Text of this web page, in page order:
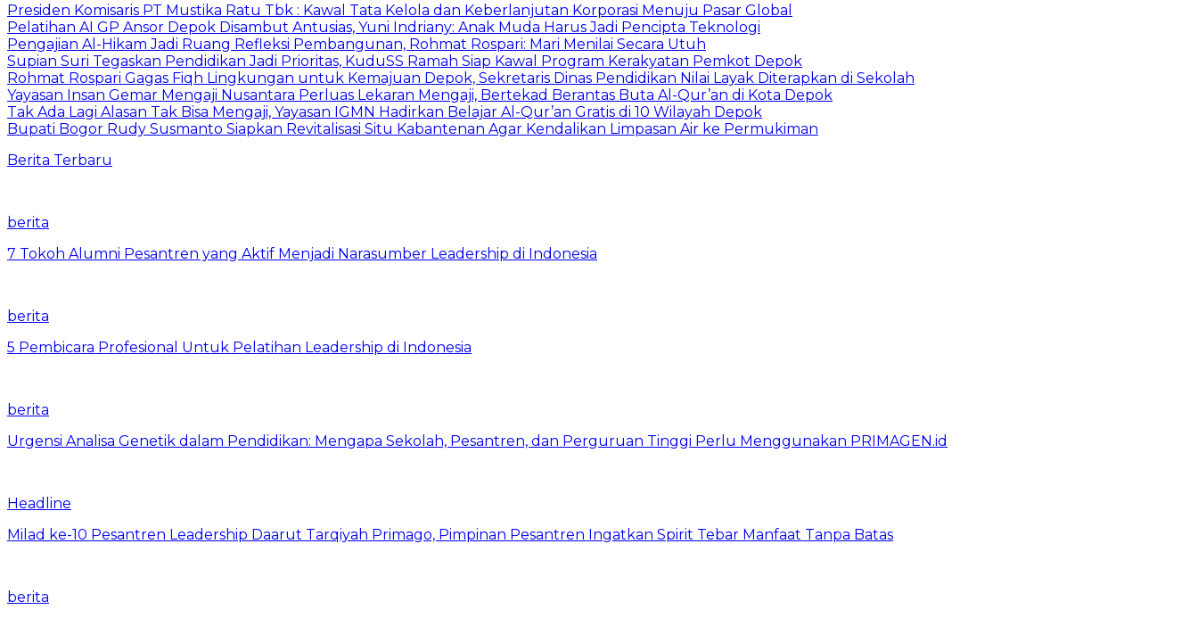
Presiden Komisaris PT Mustika Ratu Tbk : Kawal Tata Kelola dan Keberlanjutan Korporasi Menuju Pasar Global
Pelatihan AI GP Ansor Depok Disambut Antusias, Yuni Indriany: Anak Muda Harus Jadi Pencipta Teknologi
Pengajian Al-Hikam Jadi Ruang Refleksi Pembangunan, Rohmat Rospari: Mari Menilai Secara Utuh
Supian Suri Tegaskan Pendidikan Jadi Prioritas, KuduSS Ramah Siap Kawal Program Kerakyatan Pemkot Depok
Rohmat Rospari Gagas Fiqh Lingkungan untuk Kemajuan Depok, Sekretaris Dinas Pendidikan Nilai Layak Diterapkan di Sekolah
Yayasan Insan Gemar Mengaji Nusantara Perluas Lekaran Mengaji, Bertekad Berantas Buta Al-Qur’an di Kota Depok
Tak Ada Lagi Alasan Tak Bisa Mengaji, Yayasan IGMN Hadirkan Belajar Al-Qur’an Gratis di 10 Wilayah Depok
Bupati Bogor Rudy Susmanto Siapkan Revitalisasi Situ Kabantenan Agar Kendalikan Limpasan Air ke Permukiman
Berita Terbaru
berita
7 Tokoh Alumni Pesantren yang Aktif Menjadi Narasumber Leadership di Indonesia
berita
5 Pembicara Profesional Untuk Pelatihan Leadership di Indonesia
berita
Urgensi Analisa Genetik dalam Pendidikan: Mengapa Sekolah, Pesantren, dan Perguruan Tinggi Perlu Menggunakan PRIMAGEN.id
Headline
Milad ke-10 Pesantren Leadership Daarut Tarqiyah Primago, Pimpinan Pesantren Ingatkan Spirit Tebar Manfaat Tanpa Batas
berita